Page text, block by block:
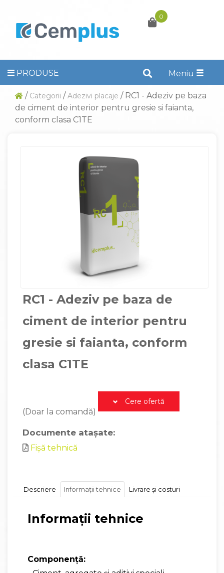
0
PRODUSE Meniu Toggle
/ Categorii /Adezivi placaje / RC1 - Adeziv pe baza
de ciment de interior pentru gresie si faianta,
conform clasa C1TE
RC1 - Adeziv pe baza de
ciment de interior pentru
gresie si faianta, conform
clasa C1TE
(Doar la comandă)
Cere ofertă
Documente atașate:
Fișă tehnică
Descriere Informații tehnice Livrare și costuri
Informații tehnice
Componenţă: